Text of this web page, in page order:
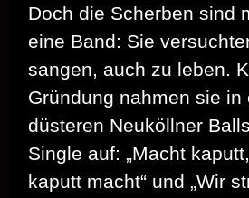
Doch die Scherben sind
eine Band: Sie
sangen, auch zu leben.
Gründung nahmen sie in
düsteren Neuköllner
Single auf: „Macht
kaputt macht“ und „Wir